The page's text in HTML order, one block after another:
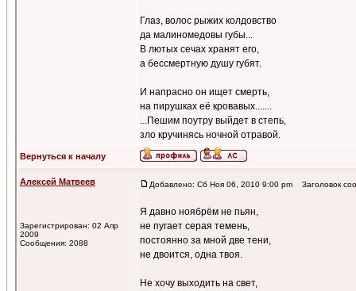
Глаз, волос рыжих колдовство
да малиномедовы губы...
В лютых сечах хранят его,
а бессмертную душу губят.
И напрасно он ищет смерть,
на пирушках её кровавых.......
...Пешим поутру выйдет в степь,
зло кручинясь ночной отравой.
Вернуться к началу
Алексей Матвеев
Зарегистрирован: 02 Апр
2009
Сообщения: 2088
Добавлено: Сб Ноя 06, 2010 9:00 pm Заголовок
Я давно ноябрём не пьян,
не пугает серая темень,
постоянно за мной две тени,
не двоится, одна твоя.
Не хочу выходить на свет,